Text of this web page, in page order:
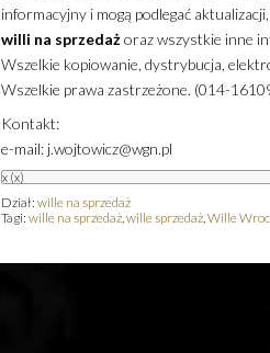
informacyjny i mogą podlegać
willi na sprzedażoraz wszystkie inne
Wszelkie kopiowanie, dystrybucja,
Wszelkie prawa zastrzeżone. (014-
Kontakt:
e-mail: j.wojtowicz@wgn.pl
x (x)
Dział: wille na sprzedaż
Tagi: wille na sprzedaż,wille sprzedaż,Wille